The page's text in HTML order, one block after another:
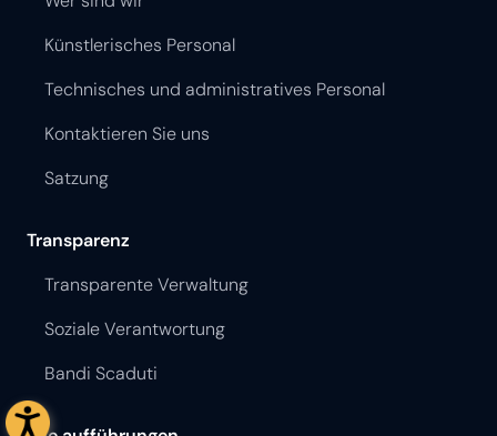
Künstlerisches Personal
Technisches und administratives Personal
Kontaktieren Sie uns
Satzung
Transparenz
Transparente Verwaltung
Soziale Verantwortung
Bandi Scaduti